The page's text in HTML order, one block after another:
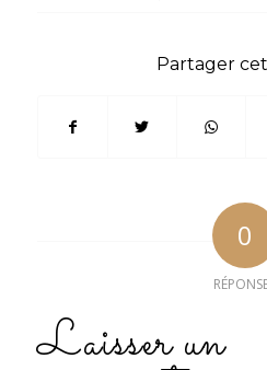
Partager
0
Laisser un